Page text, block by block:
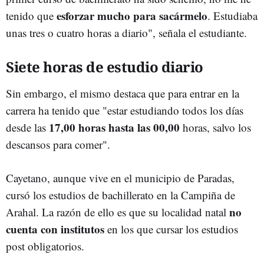
tenido que esforzar mucho para sacármelo. Estudiaba
unas tres o cuatro horas a diario", señala el estudiante.
Siete horas de estudio diario
Sin embargo, el mismo destaca que para entrar en la
carrera ha tenido que "estar estudiando todos los días
desde las 17,00 horas hasta las 00,00 horas, salvo los
descansos para comer".
Cayetano, aunque vive en el municipio de Paradas,
cursó los estudios de bachillerato en la Campiña de
Arahal. La razón de ello es que su localidad natal no
cuenta con institutos en los que cursar los estudios
post obligatorios.